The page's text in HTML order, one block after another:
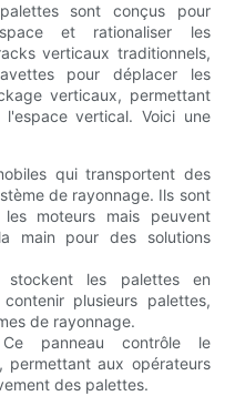
sont conçus pour
et rationaliser les
verticaux traditionnels,
pour déplacer les
verticaux, permettant
vertical. Voici une
qui transportent des
de rayonnage. Ils sont
moteurs mais peuvent
main pour des solutions
stockent les palettes en
plusieurs palettes,
de rayonnage.
panneau contrôle le
permettant aux opérateurs
des palettes.